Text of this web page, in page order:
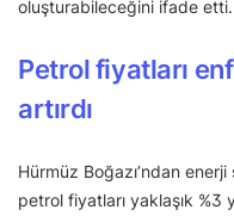
oluşturabileceğini ifade etti.
Petrol fiyatları
artırdı
Hürmüz Boğazı’ndan enerji
petrol fiyatları yaklaşık